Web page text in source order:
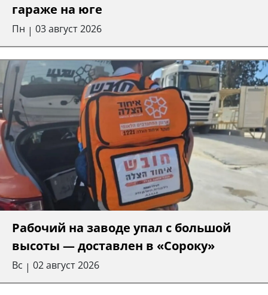
гараже на юге
Пн | 03 август 2026
Рабочий на заводе упал с большой
высоты — доставлен в «Сороку»
Вс | 02 август 2026